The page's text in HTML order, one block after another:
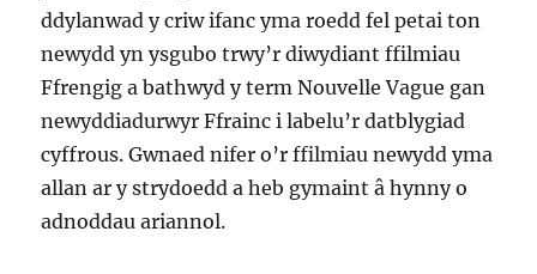
ddylanwad y criw ifanc yma roedd fel petai ton
newydd yn ysgubo trwy’r diwydiant ffilmiau
Ffrengig a bathwyd y term Nouvelle Vague gan
newyddiadurwyr Ffrainc i labelu’r datblygiad
cyffrous. Gwnaed nifer o’r ffilmiau newydd yma
allan ar y strydoedd a heb gymaint â hynny o
adnoddau ariannol.